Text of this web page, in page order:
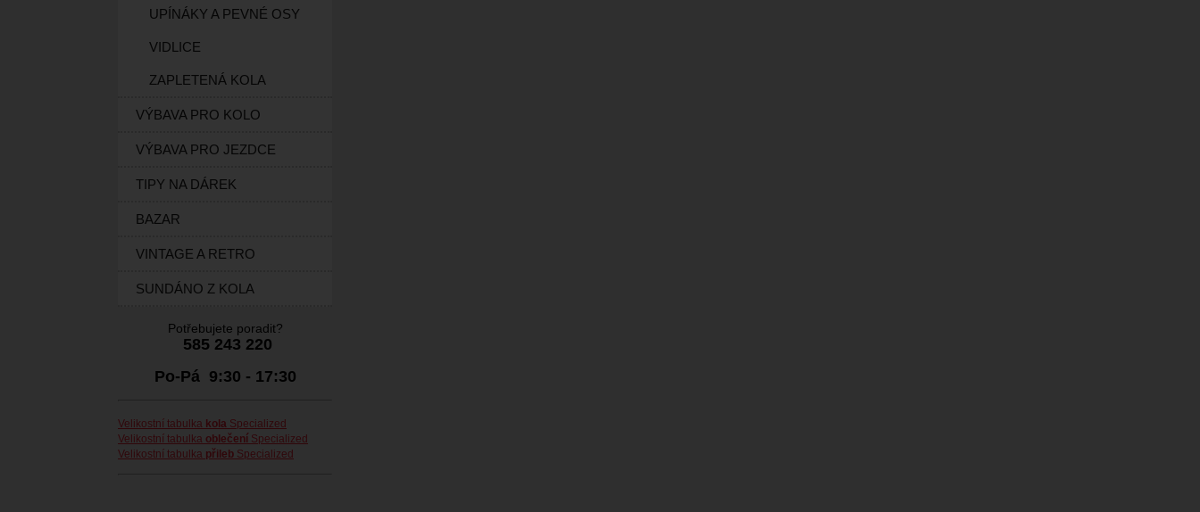
UPÍNÁKY A PEVNÉ OSY
VIDLICE
ZAPLETENÁ KOLA
VÝBAVA PRO KOLO
VÝBAVA PRO JEZDCE
TIPY NA DÁREK
BAZAR
VINTAGE A RETRO
SUNDÁNO Z KOLA
Potřebujete poradit?
585 243 220
Po-Pá 9:30 - 17:30
Velikostní tabulka kola Specialized
Velikostní tabulka oblečení Specialized
Velikostní tabulka přileb Specialized